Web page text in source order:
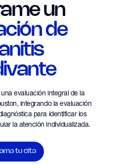
un
de
evaluación integral de la
integrando la evaluación
para identificar los
la atención individualizada.
tu cita